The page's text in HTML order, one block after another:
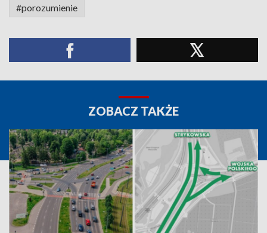
#porozumienie
ZOBACZ TAKŻE